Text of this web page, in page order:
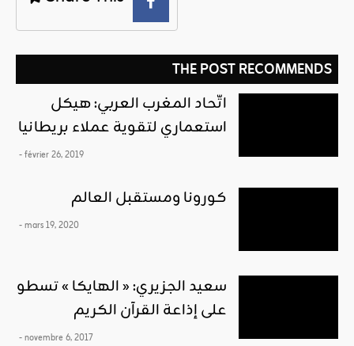
THE POST RECOMMENDS
اتّحاد المغرب العربي: هيكل
استعماري لتقوية عملاء بريطانيا
- février 26, 2019
كورونا ومستقبل العالم
- mars 19, 2020
سعيد الجزيري: « الهايكا » تسطو
على إذاعة القرآن الكريم
- novembre 6, 2017